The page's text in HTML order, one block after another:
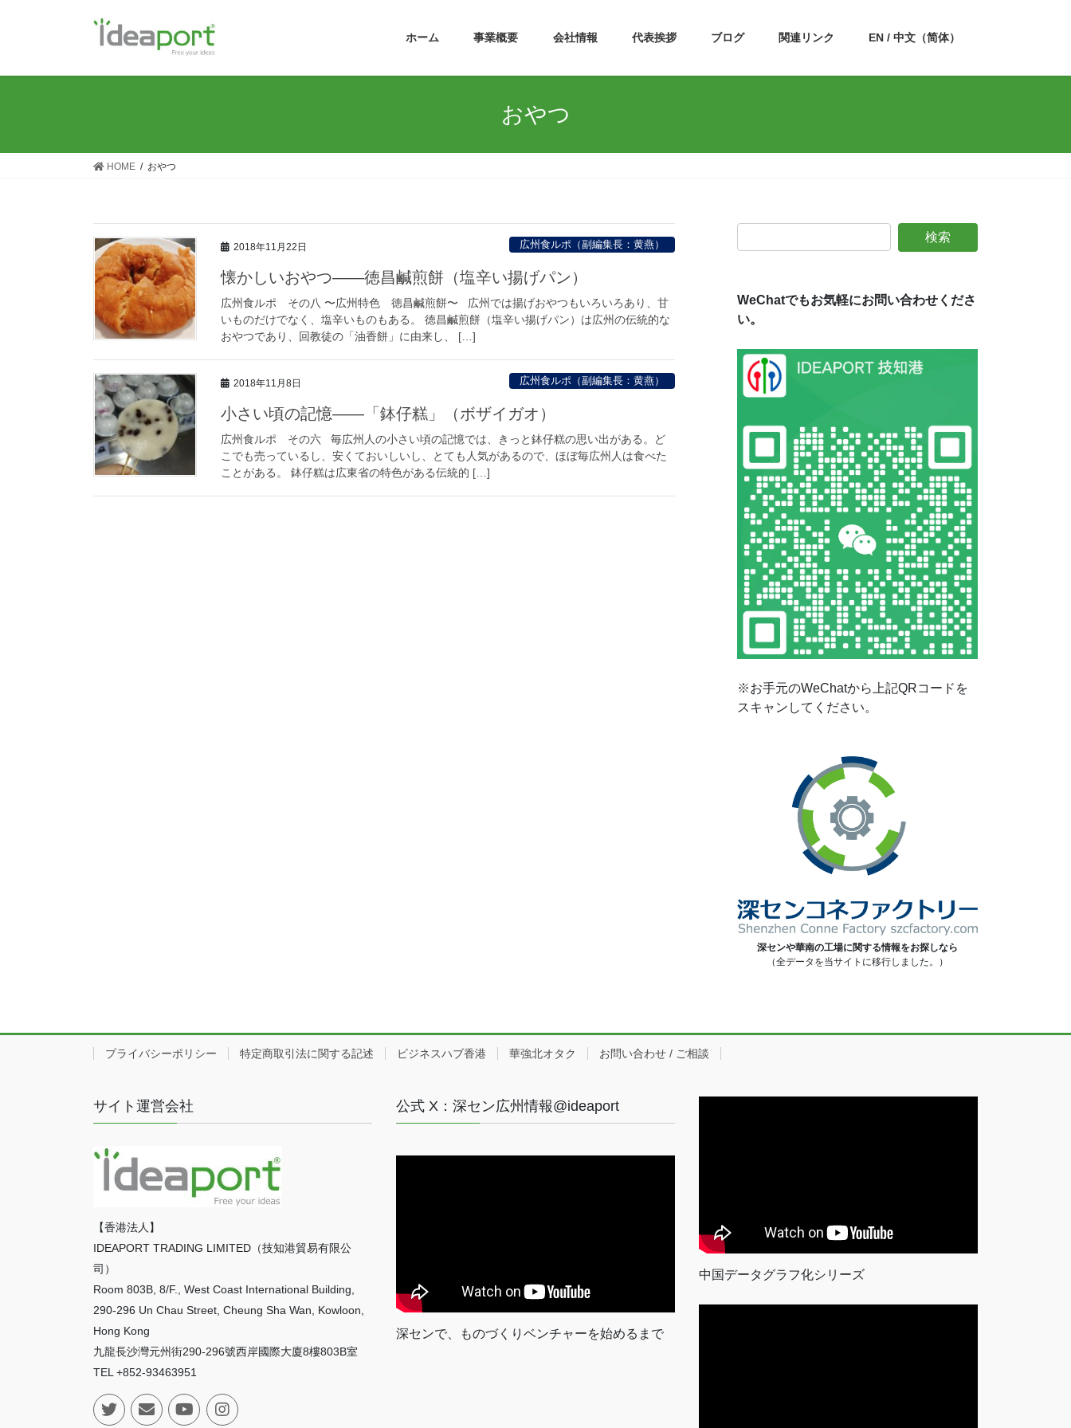
ホーム 事業概要 会社情報 代表挨拶 ブログ 関連リンク EN / 中文（简体）
おやつ
HOME おやつ
2018年11月22日 広州食ルポ（副編集長：黄燕）
懐かしいおやつ――徳昌鹹煎餅（塩辛い揚げパン）
広州食ルポ その八 〜広州特色 徳昌鹹煎餅〜 広州では揚げおやつもいろいろあり、甘
いものだけでなく、塩辛いものもある。 徳昌鹹煎餅（塩辛い揚げパン）は広州の伝統的な
おやつであり、回教徒の「油香餅」に由来し、 […]
2018年11月8日 広州食ルポ（副編集長：黄燕）
小さい頃の記憶――「鉢仔糕」（ボザイガオ）
広州食ルポ その六 毎広州人の小さい頃の記憶では、きっと鉢仔糕の思い出がある。ど
こでも売っているし、安くておいしいし、とても人気があるので、ほぼ毎広州人は食べた
ことがある。 鉢仔糕は広東省の特色がある伝統的 […]
WeChatでもお気軽にお問い合わせくださ
い。
※お手元のWeChatから上記QRコードを
スキャンしてください。
深センや華南の工場に関する情報をお探しなら
（全データを当サイトに移行しました。）
プライバシーポリシー 特定商取引法に関する記述 ビジネスハブ香港 華強北オタク お問い合わせ / ご相談
サイト運営会社
【香港法人】
IDEAPORT TRADING LIMITED（技知港貿易有限公
司）
Room 803B, 8/F., West Coast International Building,
290-296 Un Chau Street, Cheung Sha Wan, Kowloon,
Hong Kong
九龍長沙灣元州街290-296號西岸國際大廈8樓803B室
TEL +852-93463951
公式 X：深セン広州情報@ideaport
深センで、ものづくりベンチャーを始めるまで
中国データグラフ化シリーズ